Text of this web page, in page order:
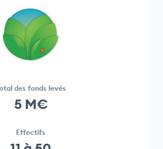
des fonds levés
5 M€
Effectifs